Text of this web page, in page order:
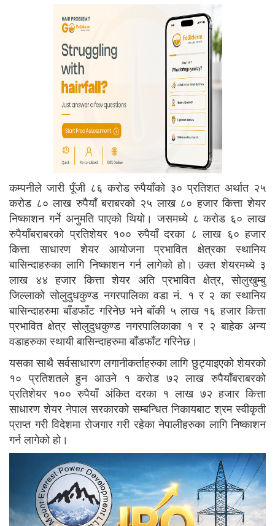
कम्पनीले जारी पूँजी ८६ करोड रुपैयाँको ३० प्रतिशत अर्थात २५
करोड ८० लाख रुपैयाँ बराबरको २५ लाख ८० हजार कित्ता शेयर
निष्काशन गर्ने अनुमति पाएको थियो। जसमध्ये ८ करोड ६० लाख
रुपैयाँबराबरको प्रतिशेयर १०० रुपैयाँ दरका ८ लाख ६० हजार
कित्ता साधारण शेयर आयोजना प्रभावित क्षेत्रका स्थानिय
बासिन्दाहरुका लागि निष्काशन गर्न लागेको हो। उक्त शेयरमध्ये ३
लाख ४४ हजार कित्ता शेयर अति प्रभावित क्षेत्र, सोलुखुम्बु
जिल्लाको सोलुदुधकुण्ड नगरपालिका वडा नं. १ र २ का स्थानिय
बासिन्दाहरुमा बाँडफाँट गरिनेछ भने बाँकी ५ लाख १६ हजार कित्ता
प्रभावित क्षेत्र सोलुदुधकुण्ड नगरपालिकाका १ र २ बाहेक अन्य
वडाहरुका स्थायी बासिन्दाहरुमा बाँडफाँट गरिनेछ।
यसका साथै सर्वसाधारण लगानीकर्ताहरुका लागि छुट्याइएको शेयरको
१० प्रतिशतले हुन आउने १ करोड ७२ लाख रुपैयाँबराबरको
प्रतिशेयर १०० रुपैयाँ अंकित दरका १ लाख ७२ हजार कित्ता
साधारण शेयर नेपाल सरकारको सम्बन्धित निकायबाट श्रम स्वीकृती
प्राप्त गरी विदेशमा रोजगार गरी रहेका नेपालीहरुका लागि निष्काशन
गर्न लागेको हो।